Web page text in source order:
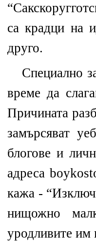
са крадци на
друго.
Специално
време да
Причината
замърсяват
блогове и
адреса
кажа -
нищожно
уродливите им